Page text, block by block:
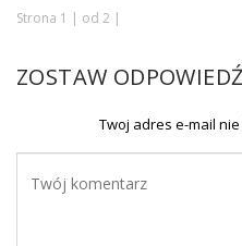
Strona 1 | od 2 |
ZOSTAW ODPOWIEDŹ
Twoj adres e-mail